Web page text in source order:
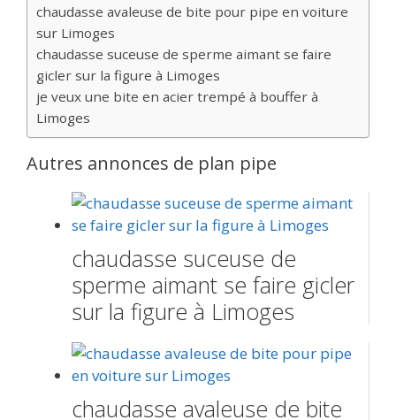
chaudasse avaleuse de bite pour pipe en voiture
sur Limoges
chaudasse suceuse de sperme aimant se faire
gicler sur la figure à Limoges
je veux une bite en acier trempé à bouffer à
Limoges
Autres annonces de plan pipe
chaudasse suceuse de
sperme aimant se faire gicler
sur la figure à Limoges
chaudasse avaleuse de bite